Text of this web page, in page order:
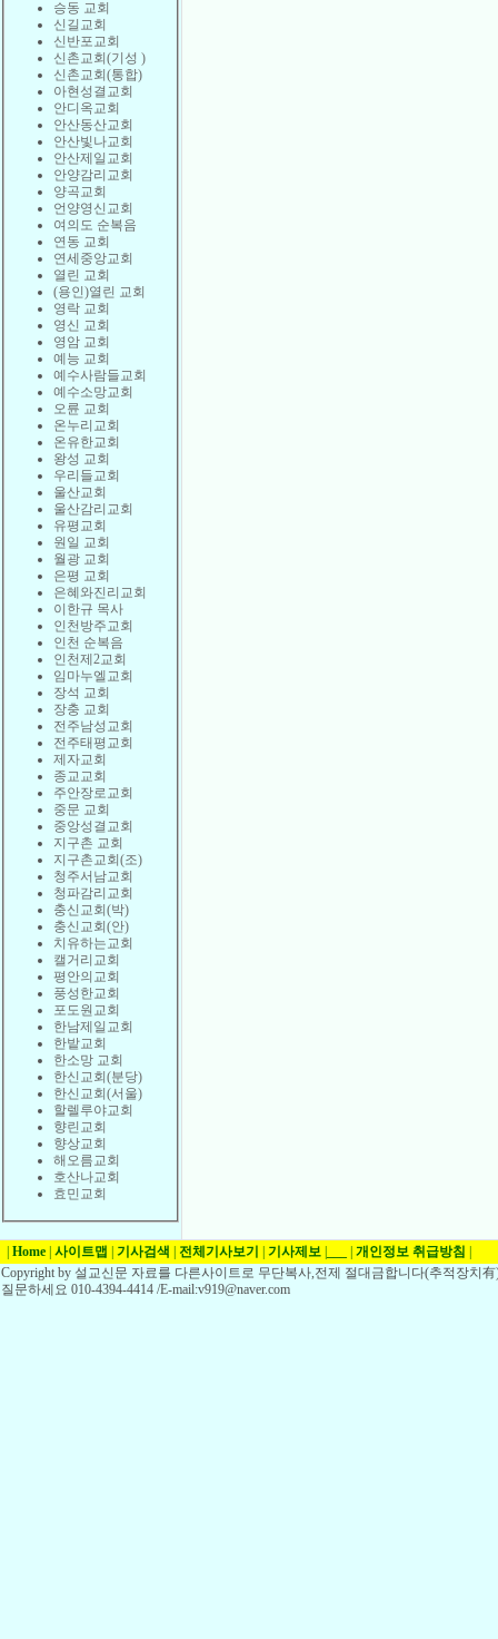
승동 교회
신길교회
신반포교회
신촌교회(기성 )
신촌교회(통합)
아현성결교회
안디옥교회
안산동산교회
안산빛나교회
안산제일교회
안양감리교회
양곡교회
언양영신교회
여의도 순복음
연동 교회
연세중앙교회
열린 교회
(용인)열린 교회
영락 교회
영신 교회
영암 교회
예능 교회
예수사람들교회
예수소망교회
오륜 교회
온누리교회
온유한교회
왕성 교회
우리들교회
울산교회
울산감리교회
유평교회
원일 교회
월광 교회
은평 교회
은혜와진리교회
이한규 목사
인천방주교회
인천 순복음
인천제2교회
임마누엘교회
장석 교회
장충 교회
전주남성교회
전주태평교회
제자교회
종교교회
주안장로교회
중문 교회
중앙성결교회
지구촌 교회
지구촌교회(조)
청주서남교회
청파감리교회
충신교회(박)
충신교회(안)
치유하는교회
캘거리교회
평안의교회
풍성한교회
포도원교회
한남제일교회
한밭교회
한소망 교회
한신교회(분당)
한신교회(서울)
할렐루야교회
향린교회
향상교회
해오름교회
호산나교회
효민교회
Home 사이트맵 기사검색 전체기사보기 기사제보 개인정보 취급방침
Copyright by 설교신문 자료를 다른사이트로 무단복사,전제 절대금합니다(추적장치
질문하세요 010-4394-4414 /E-mail:v919@naver.com